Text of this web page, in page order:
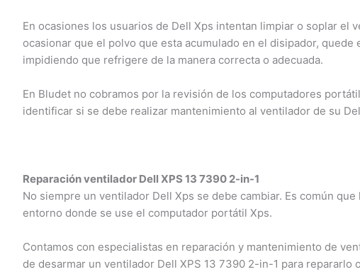
En ocasiones los usuarios de Dell Xps intentan limpiar o soplar el
ocasionar que el polvo que esta acumulado en el disipador,
impidiendo que refrigere de la manera correcta o adecuada.
En Bludet no cobramos por la revisión de los computadores
identificar si se debe realizar mantenimiento al ventilador de su
Reparación ventilador Dell XPS 13 7390 2-in-1
No siempre un ventilador Dell Xps se debe cambiar. Es común
entorno donde se use el computador portátil Xps.
Contamos con especialistas en reparación y mantenimiento de
de desarmar un ventilador Dell XPS 13 7390 2-in-1 para repararlo